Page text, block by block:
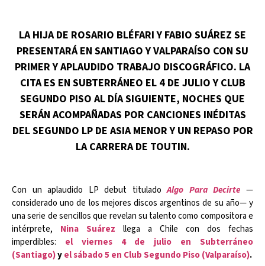
LA HIJA DE ROSARIO BLÉFARI Y FABIO SUÁREZ SE
PRESENTARÁ EN SANTIAGO Y VALPARAÍSO CON SU
PRIMER Y APLAUDIDO TRABAJO DISCOGRÁFICO. LA
CITA ES EN SUBTERRÁNEO EL 4 DE JULIO Y CLUB
SEGUNDO PISO AL DÍA SIGUIENTE, NOCHES QUE
SERÁN ACOMPAÑADAS POR CANCIONES INÉDITAS
DEL SEGUNDO LP DE ASIA MENOR Y UN REPASO POR
LA CARRERA DE TOUTIN.
Con un aplaudido LP debut tituladoAlgo Para Decirte —
considerado uno de los mejores discos argentinos de su año— y
una serie de sencillos que revelan su talento como compositora e
intérprete, Nina Suárez llega a Chile con dos fechas
imperdibles: el viernes 4 de julio en Subterráneo
(Santiago)yel sábado 5 en Club Segundo Piso (Valparaíso).